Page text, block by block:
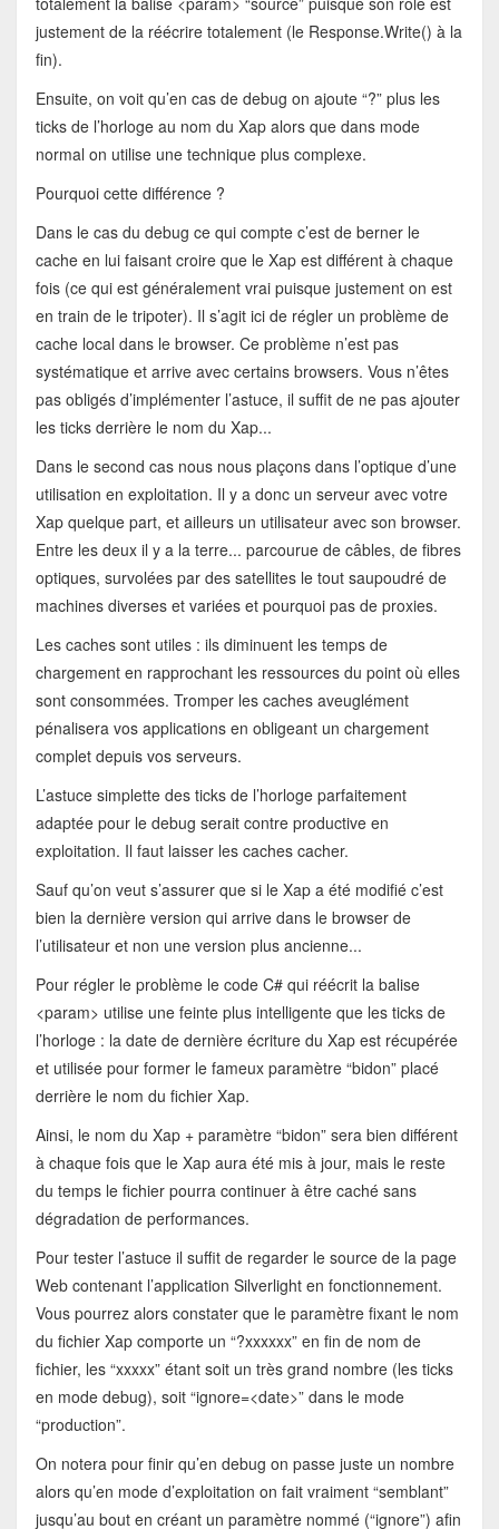
justement de la réécrire totalement (le Response.Write() à la
fin).
Ensuite, on voit qu’en cas de debug on ajoute “?” plus les
ticks de l’horloge au nom du Xap alors que dans mode
normal on utilise une technique plus complexe.
Pourquoi cette différence ?
Dans le cas du debug ce qui compte c’est de berner le
cache en lui faisant croire que le Xap est différent à chaque
fois (ce qui est généralement vrai puisque justement on est
en train de le tripoter). Il s’agit ici de régler un problème de
cache local dans le browser. Ce problème n’est pas
systématique et arrive avec certains browsers. Vous n’êtes
pas obligés d’implémenter l’astuce, il suffit de ne pas ajouter
les ticks derrière le nom du Xap...
Dans le second cas nous nous plaçons dans l’optique d’une
utilisation en exploitation. Il y a donc un serveur avec votre
Xap quelque part, et ailleurs un utilisateur avec son browser.
Entre les deux il y a la terre... parcourue de câbles, de fibres
optiques, survolées par des satellites le tout saupoudré de
machines diverses et variées et pourquoi pas de proxies.
Les caches sont utiles : ils diminuent les temps de
chargement en rapprochant les ressources du point où elles
sont consommées. Tromper les caches aveuglément
pénalisera vos applications en obligeant un chargement
complet depuis vos serveurs.
L’astuce simplette des ticks de l’horloge parfaitement
adaptée pour le debug serait contre productive en
exploitation. Il faut laisser les caches cacher.
Sauf qu’on veut s’assurer que si le Xap a été modifié c’est
bien la dernière version qui arrive dans le browser de
l’utilisateur et non une version plus ancienne...
Pour régler le problème le code C# qui réécrit la balise
<param> utilise une feinte plus intelligente que les ticks de
l’horloge : la date de dernière écriture du Xap est récupérée
et utilisée pour former le fameux paramètre “bidon” placé
derrière le nom du fichier Xap.
Ainsi, le nom du Xap + paramètre “bidon” sera bien différent
à chaque fois que le Xap aura été mis à jour, mais le reste
du temps le fichier pourra continuer à être caché sans
dégradation de performances.
Pour tester l’astuce il suffit de regarder le source de la page
Web contenant l’application Silverlight en fonctionnement.
Vous pourrez alors constater que le paramètre fixant le nom
du fichier Xap comporte un “?xxxxxx” en fin de nom de
fichier, les “xxxxx” étant soit un très grand nombre (les ticks
en mode debug), soit “ignore=<date>” dans le mode
“production”.
On notera pour finir qu’en debug on passe juste un nombre
alors qu’en mode d’exploitation on fait vraiment “semblant”
jusqu’au bout en créant un paramètre nommé (“ignore”) afin